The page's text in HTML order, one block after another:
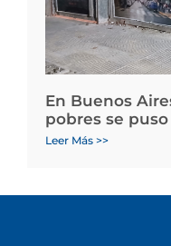
En Buenos
pobres se
Leer Más >>